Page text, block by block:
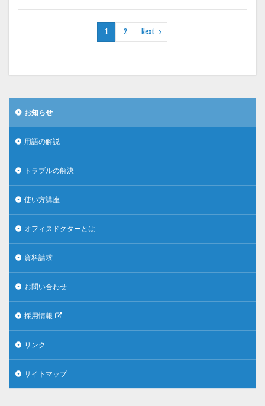
1 2 Next
お知らせ
用語の解説
トラブルの解決
使い方講座
オフィスドクターとは
資料請求
お問い合わせ
採用情報
リンク
サイトマップ